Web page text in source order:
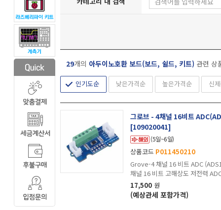
29개의 아두이노호환 보드(보드, 쉴드, 키트) 관련 상
인기도순 낮은가격순 높은가격순 신
그로브 - 4채널 16비트
[109020041]
(5일~6일)
상품코드 P011450210
Grove-4 채널 16 비트 ADC
채널 16 비트 고해상도 저전력
17,500 원
(예상관세 포함가격)